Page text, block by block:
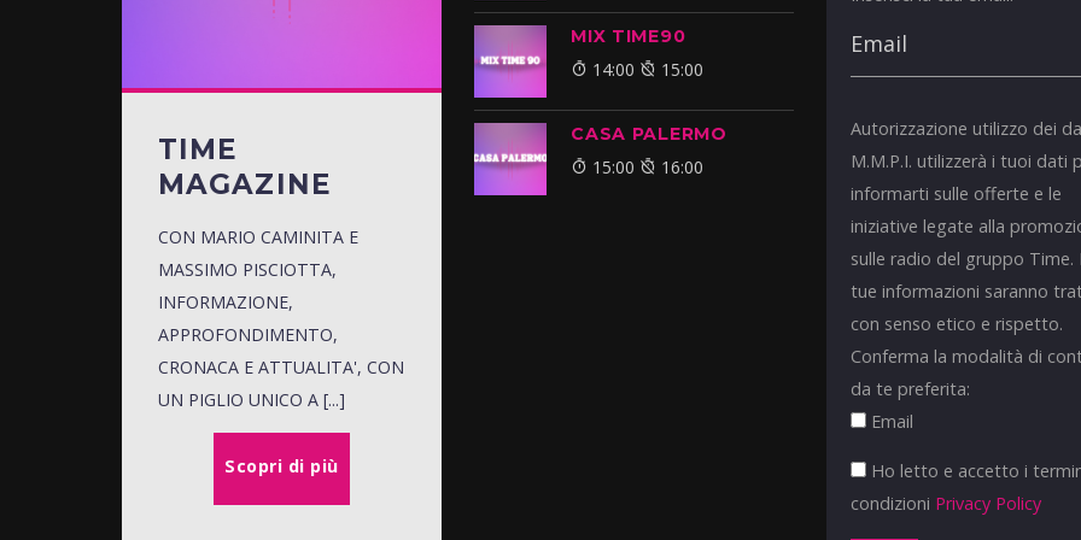
TIME
MAGAZINE
CON MARIO CAMINITA E
MASSIMO PISCIOTTA,
INFORMAZIONE,
APPROFONDIMENTO,
CRONACA E ATTUALITA', CON
UN PIGLIO UNICO A [...]
Scopri di più
MIX TIME90
14:00 15:00
CASA PALERMO
15:00 16:00
Autorizzazione utilizzo dei
M.M.P.I. utilizzerà i tuoi dati
informarti sulle offerte e le
iniziative legate alla
sulle radio del gruppo Time.
tue informazioni saranno
con senso etico e rispetto.
Conferma la modalità di
da te preferita:
Email
Ho letto e accetto i
condizioni Privacy Policy